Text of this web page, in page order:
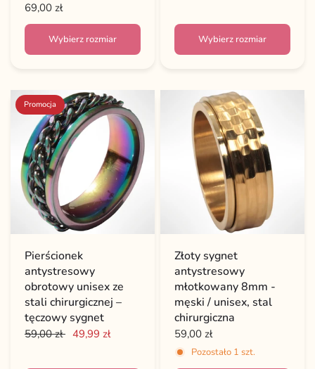
69,00 zł
Wybierz rozmiar Wybierz rozmiar
Promocja
Pierścionek
antystresowy
obrotowy unisex ze
stali chirurgicznej –
tęczowy sygnet
59,00 zł 49,99 zł
Złoty sygnet
antystresowy
młotkowany 8mm -
męski / unisex, stal
chirurgiczna
59,00 zł
Pozostało 1 szt.